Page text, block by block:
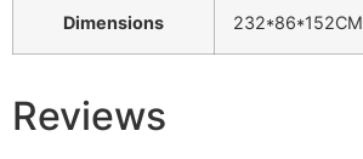
Dimensions 232*86*152CM
Reviews